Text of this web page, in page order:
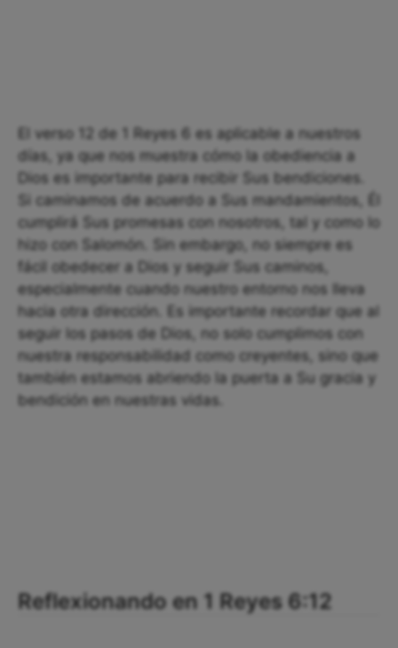
El verso 12 de 1 Reyes 6 es aplicable a nuestros
días, ya que nos muestra cómo la obediencia a
Dios es importante para recibir Sus bendiciones.
Si caminamos de acuerdo a Sus mandamientos, Él
cumplirá Sus promesas con nosotros, tal y como lo
hizo con Salomón. Sin embargo, no siempre es
fácil obedecer a Dios y seguir Sus caminos,
especialmente cuando nuestro entorno nos lleva
hacia otra dirección. Es importante recordar que al
seguir los pasos de Dios, no solo cumplimos con
nuestra responsabilidad como creyentes, sino que
también estamos abriendo la puerta a Su gracia y
bendición en nuestras vidas.
Reflexionando en 1 Reyes 6:12